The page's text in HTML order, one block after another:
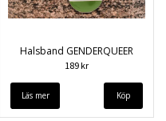
Halsband GENDERQUEER
189 kr
Läs mer